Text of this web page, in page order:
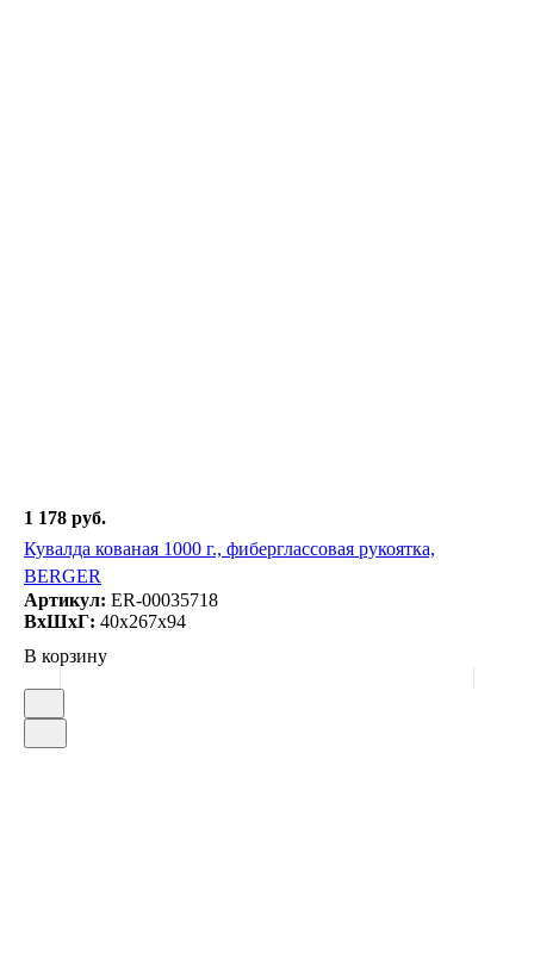
1 178 руб.
Кувалда кованая 1000 г., фиберглассовая рукоятка,
BERGER
Артикул: ER-00035718
ВxШxГ: 40x267x94
В корзину